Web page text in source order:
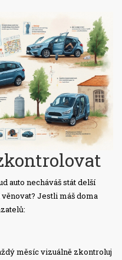
auto necháváš stát delší
věnovat? Jestli máš doma
měsíc vizuálně zkontroluj